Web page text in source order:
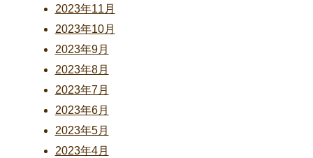
2023年11月
2023年10月
2023年9月
2023年8月
2023年7月
2023年6月
2023年5月
2023年4月